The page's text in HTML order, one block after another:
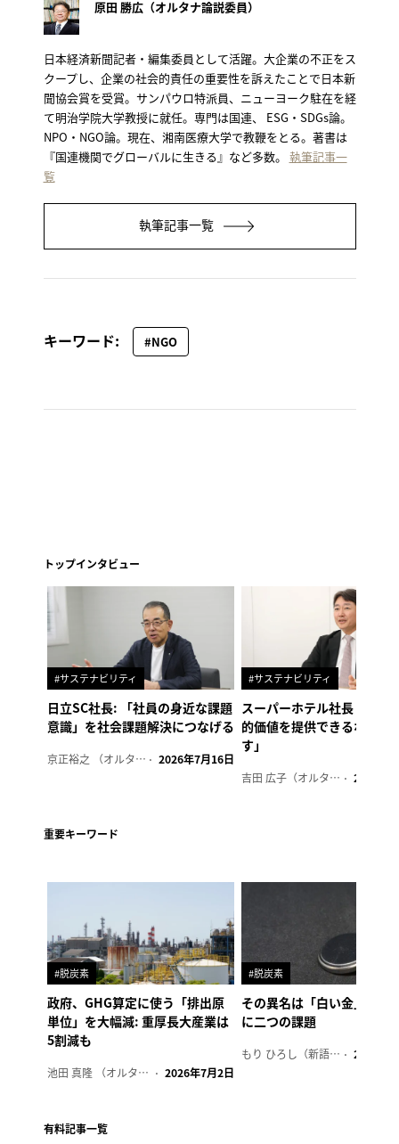
原田 勝広（オルタナ論説委員）
日本経済新聞記者・編集委員として活躍。大企業の不正をス
クープし、企業の社会的責任の重要性を訴えたことで日本新
聞協会賞を受賞。サンパウロ特派員、ニューヨーク駐在を経
て明治学院大学教授に就任。専門は国連、 ESG・SDGs論。
NPO・NGO論。現在、湘南医療大学で教鞭をとる。著書は
『国連機関でグローバルに生きる』など多数。 執筆記事一
覧
執筆記事一覧
キーワード: #NGO
トップインタビュー
#サステナビリティ
日立SC社長: 「社員の身近な課題
意識」を社会課題解決につなげる
京正裕之 （オルタナ副編集長） 2026年7月16日
#サステナビリティ
スーパーホテル社長「地域
的価値を提供できるホテル
す」
吉田 広子（オルタナ輪番編集長） 2026年6
重要キーワード
#脱炭素
政府、GHG算定に使う「排出原
単位」を大幅減: 重厚長大産業は
5割減も
池田 真隆 （オルタナ輪番編集長） 2026年7月2日
#脱炭素
その異名は「白い金」、リ
に二つの課題
もり ひろし（新語ウォッチャー） 2023年7
有料記事一覧